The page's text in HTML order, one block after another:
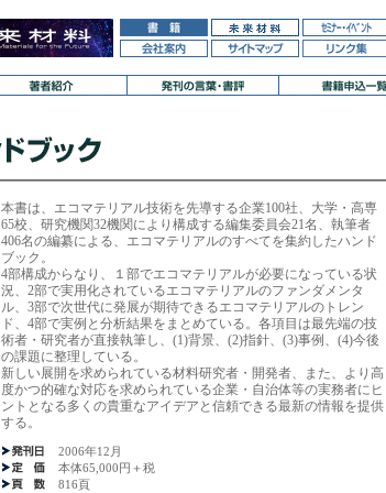
本書は、エコマテリアル技術を先導する企業100社、大学・高専
65校、研究機関32機関により構成する編集委員会21名、執筆者
406名の編纂による、エコマテリアルのすべてを集約したハンド
ブック。
4部構成からなり、１部でエコマテリアルが必要になっている状
況、2部で実用化されているエコマテリアルのファンダメンタ
ル、3部で次世代に発展が期待できるエコマテリアルのトレン
ド、4部で実例と分析結果をまとめている。各項目は最先端の技
術者・研究者が直接執筆し、(1)背景、(2)指針、(3)事例、(4)今後
の課題に整理している。
新しい展開を求められている材料研究者・開発者、また、より高
度かつ的確な対応を求められている企業・自治体等の実務者にヒ
ントとなる多くの貴重なアイデアと信頼できる最新の情報を提供
する。
2006年12月
本体65,000円＋税
816頁